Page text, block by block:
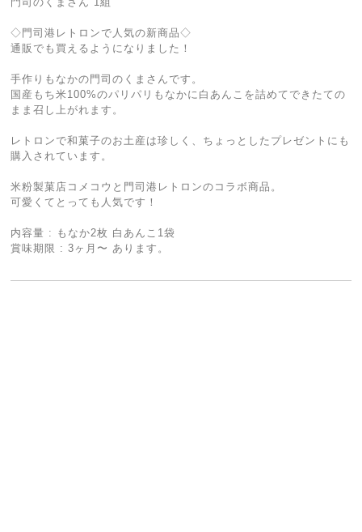
◇門司港レトロンで人気の新商品◇
通販でも買えるようになりました！
手作りもなかの門司のくまさんです。
国産もち米100%のパリパリもなかに白あんこを詰めてできたての
まま召し上がれます。
レトロンで和菓子のお土産は珍しく、ちょっとしたプレゼントにも
購入されています。
米粉製菓店コメコウと門司港レトロンのコラボ商品。
可愛くてとっても人気です！
内容量 : もなか2枚 白あんこ1袋
賞味期限 : 3ヶ月〜 あります。